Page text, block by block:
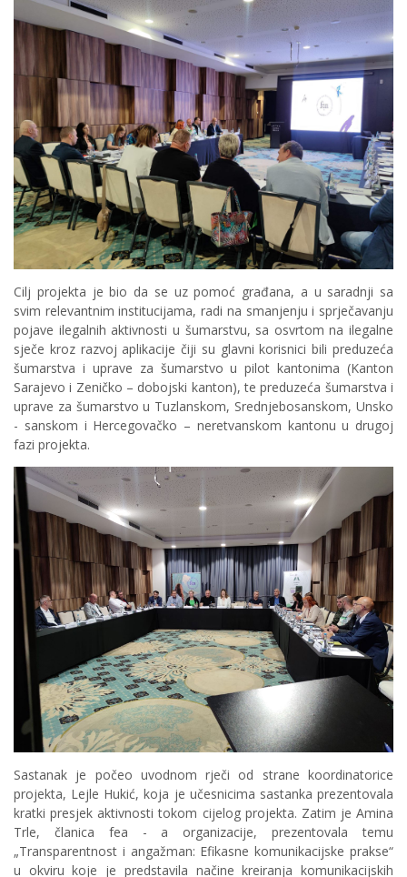
Cilj projekta je bio da se uz pomoć građana, a u saradnji sa
svim relevantnim institucijama, radi na smanjenju i sprječavanju
pojave ilegalnih aktivnosti u šumarstvu, sa osvrtom na ilegalne
sječe kroz razvoj aplikacije čiji su glavni korisnici bili preduzeća
šumarstva i uprave za šumarstvo u pilot kantonima (Kanton
Sarajevo i Zeničko – dobojski kanton), te preduzeća šumarstva i
uprave za šumarstvo u Tuzlanskom, Srednjebosanskom, Unsko
- sanskom i Hercegovačko – neretvanskom kantonu u drugoj
fazi projekta.
Sastanak je počeo uvodnom rječi od strane koordinatorice
projekta, Lejle Hukić, koja je učesnicima sastanka prezentovala
kratki presjek aktivnosti tokom cijelog projekta. Zatim je Amina
Trle, članica fea - a organizacije, prezentovala temu
„Transparentnost i angažman: Efikasne komunikacijske prakse“
u okviru koje je predstavila načine kreiranja komunikacijskih